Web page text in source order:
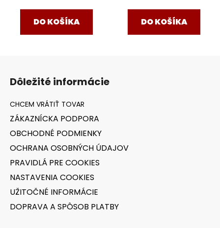
DO KOŠÍKA DO KOŠÍKA
Dôležité informácie
ZÁKAZNÍCKA PODPORA
OBCHODNÉ PODMIENKY
OCHRANA OSOBNÝCH ÚDAJOV
PRAVIDLÁ PRE COOKIES
NASTAVENIA COOKIES
UŽITOČNÉ INFORMÁCIE
DOPRAVA A SPÔSOB PLATBY